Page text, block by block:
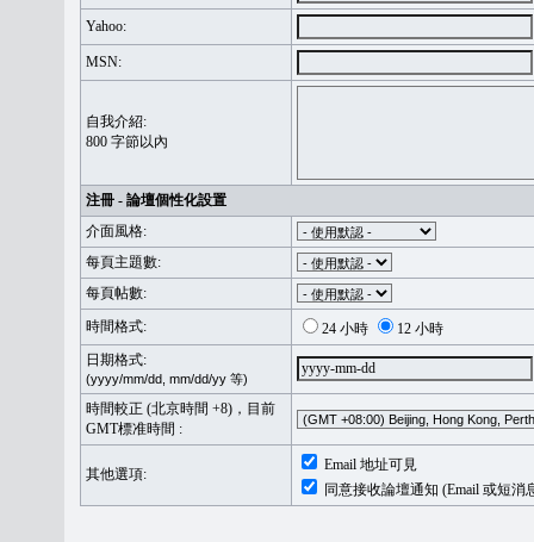
Yahoo:
MSN:
自我介紹:
800 字節以內
注冊 - 論壇個性化設置
介面風格:
每頁主題數:
每頁帖數:
時間格式:
24 小時
12 小時
日期格式:
(yyyy/mm/dd, mm/dd/yy 等)
時間較正 (北京時間 +8)，目前
GMT標准時間 :
其他選項:
Email 地址可見
同意接收論壇通知 (Email 或短消